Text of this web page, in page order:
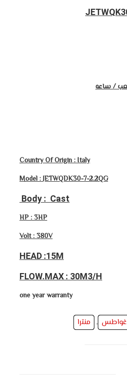
Country Of Origin : Italy
Model :JETWQDK30-7-2.2QG
Body : Cast
HP : 3HP
Volt : 380V
HEAD :15M
FLOW.MAX : 30M3/H
one year warranty
غواطس , منترا